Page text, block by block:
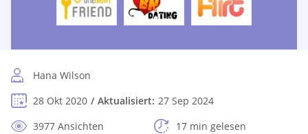
Hana Wilson
28 Okt 2020
Aktualisiert: 27 Sep 2024
3977 Ansichten
17 min gelesen